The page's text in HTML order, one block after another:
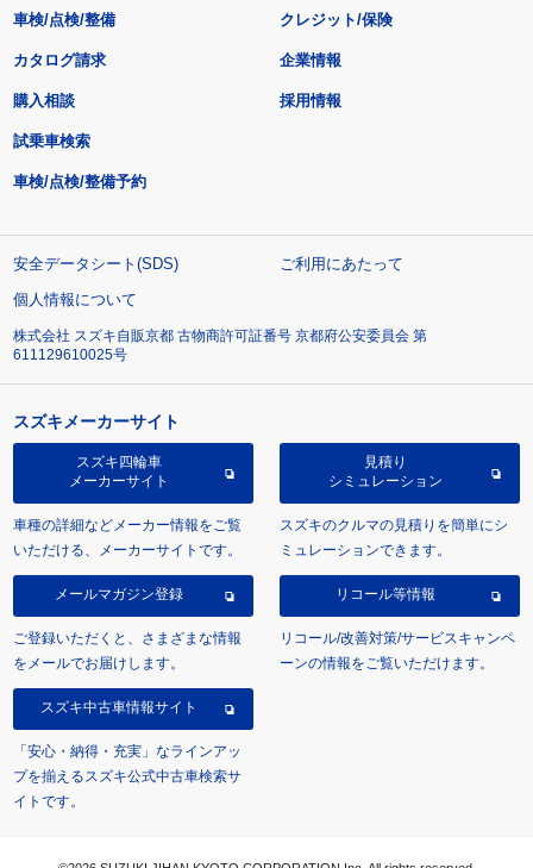
車検/点検/整備 クレジット/保険
カタログ請求
購入相談
試乗車検索
車検/点検/整備予約
企業情報
採用情報
安全データシート(SDS)
ご利用にあたって
個人情報について
株式会社 スズキ自販京都 古物商許可証番号 京都府公安委員会 第
611129610025号
スズキメーカーサイト
スズキ四輪車
メーカーサイト
車種の詳細などメーカー情報をご覧
いただける、メーカーサイトです。
見積り
シミュレーション
スズキのクルマの見積りを簡単にシ
ミュレーションできます。
メールマガジン登録
ご登録いただくと、さまざまな情報
をメールでお届けします。
リコール等情報
リコール/改善対策/サービスキャンペ
ーンの情報をご覧いただけます。
スズキ中古車情報サイト
「安心・納得・充実」なラインアッ
プを揃えるスズキ公式中古車検索サ
イトです。